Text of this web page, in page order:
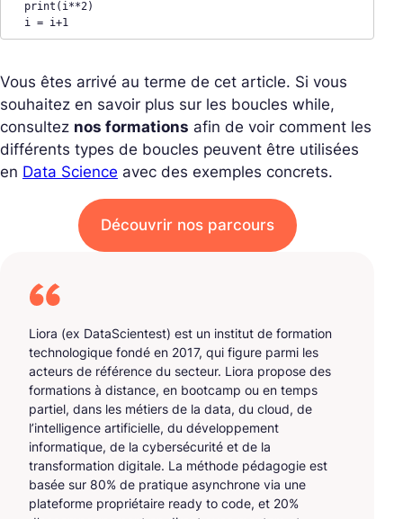
  i = i+1
Vous êtes arrivé au terme de cet article. Si vous
souhaitez en savoir plus sur les boucles while,
consultez nos formations afin de voir comment les
différents types de boucles peuvent être utilisées
en Data Science avec des exemples concrets.
Découvrir nos parcours
Liora (ex DataScientest) est un institut de formation
technologique fondé en 2017, qui figure parmi les
acteurs de référence du secteur. Liora propose des
formations à distance, en bootcamp ou en temps
partiel, dans les métiers de la data, du cloud, de
l’intelligence artificielle, du développement
informatique, de la cybersécurité et de la
transformation digitale. La méthode pédagogie est
basée sur 80% de pratique asynchrone via une
plateforme propriétaire ready to code, et 20%